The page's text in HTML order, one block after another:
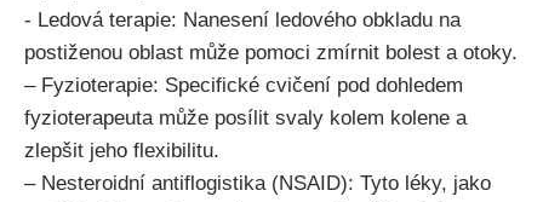
⁤-⁢ Ledová terapie: Nanesení ledového obkladu na
postiženou oblast může pomoci zmírnit bolest a otoky.
– Fyzioterapie: Specifické cvičení ⁢pod ‌dohledem
⁤fyzioterapeuta může posílit svaly kolem⁢ kolene a
zlepšit jeho flexibilitu.
– Nesteroidní antiflogistika (NSAID): Tyto léky, ⁢jako